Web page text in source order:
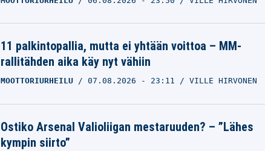
11 palkintopallia, mutta ei yhtään voittoa – MM-
rallitähden aika käy nyt vähiin
MOOTTORIURHEILU 07.08.2026 - 23:11 VILLE HIRVONEN
Ostiko Arsenal Valioliigan mestaruuden? – ”Lähes
kympin siirto”